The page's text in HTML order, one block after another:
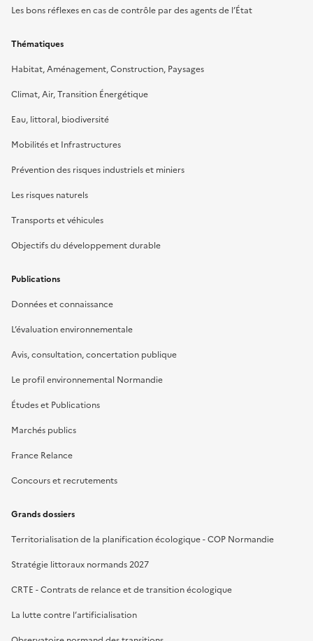
Les bons réflexes en cas de contrôle par des agents de l’État
Thématiques
Habitat, Aménagement, Construction, Paysages
Climat, Air, Transition Énergétique
Eau, littoral, biodiversité
Mobilités et Infrastructures
Prévention des risques industriels et miniers
Les risques naturels
Transports et véhicules
Objectifs du développement durable
Publications
Données et connaissance
L’évaluation environnementale
Avis, consultation, concertation publique
Le profil environnemental Normandie
Études et Publications
Marchés publics
France Relance
Concours et recrutements
Grands dossiers
Territorialisation de la planification écologique - COP Normandie
Stratégie littoraux normands 2027
CRTE - Contrats de relance et de transition écologique
La lutte contre l’artificialisation